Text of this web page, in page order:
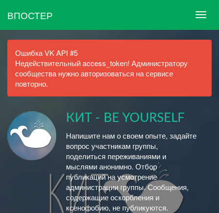
ВПОСТЕР
Ошибка VK API #5
Недействительный access_token! Администратору
сообщества нужно авторизоваться на сервисе
повторно.
КИТ - BE YOURSELF
Напишите нам о своем опыте, задайте
вопрос участникам группы,
поделиться переживаниями и
мыслями анонимно. Отбор
публикаций на усмотрение
администрации группы. Сообщения,
содержащие оскорбления и
ксенофобию, не публикуются.